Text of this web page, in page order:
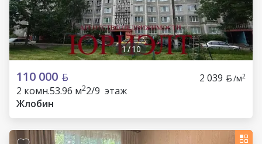
1/10
110 000 2 039 /м2
2 комн.53.96 м22/9 этаж
Жлобин